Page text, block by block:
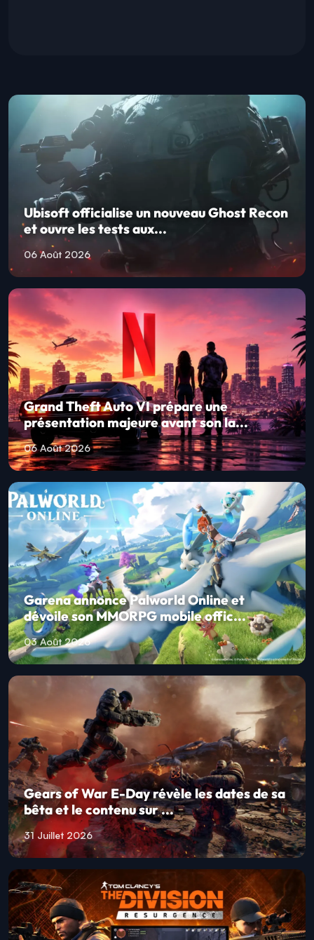
Ubisoft officialise un nouveau Ghost Recon
et ouvre les tests aux...
06 Août 2026
Grand Theft Auto VI prépare une
présentation majeure avant son la...
06 Août 2026
Garena annonce Palworld Online et
dévoile son MMORPG mobile offic...
03 Août 2026
Gears of War E-Day révèle les dates de sa
bêta et le contenu sur ...
31 Juillet 2026